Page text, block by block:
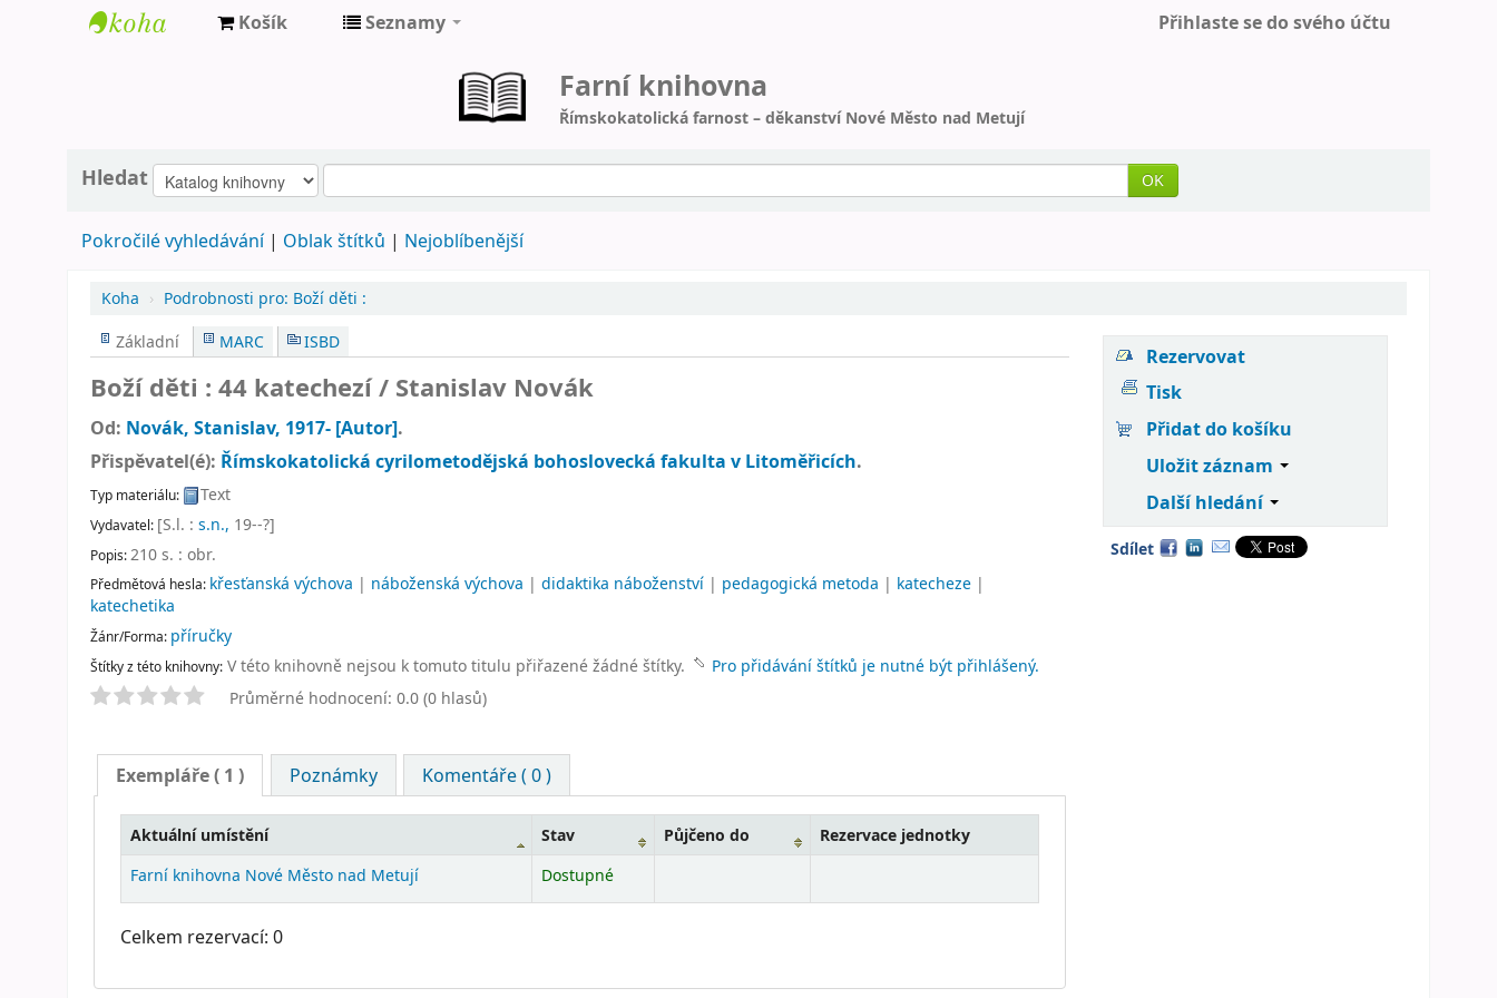
Město
Metují
Košík Seznamy Přihlaste se do svého účtu
Farní knihovna
Římskokatolická farnost – děkanství Nové Město nad Metují
Hledat OK
Pokročilé vyhledávání Oblak štítků Nejoblíbenější
Koha › Podrobnosti pro: Boží děti :
Základní MARC ISBD
Boží děti : 44 katechezí / Stanislav Novák
Od: Novák, Stanislav, 1917- [Autor].
Přispěvatel(é): Římskokatolická cyrilometodějská bohoslovecká fakulta v Litoměřicích.
Typ materiálu: Text
Vydavatel: [S.l. : s.n., 19--?]
Popis: 210 s. : obr.
Předmětová hesla: křesťanská výchova | náboženská výchova | didaktika náboženství | pedagogická metoda | katecheze |
katechetika
Žánr/Forma: příručky
Štítky z této knihovny: V této knihovně nejsou k tomuto titulu přiřazené žádné štítky.
Pro přidávání štítků je nutné být přihlášený.
Průměrné hodnocení: 0.0 (0 hlasů)
Exempláře( 1 ) Poznámky Komentáře ( 0 )
Aktuální umístění Stav Půjčeno do
Rezervace jednotky
Farní knihovna Nové Město nad Metují
Dostupné
Celkem rezervací: 0
Rezervovat
Tisk
Přidat do košíku
Uložit záznam
Další hledání
Sdílet